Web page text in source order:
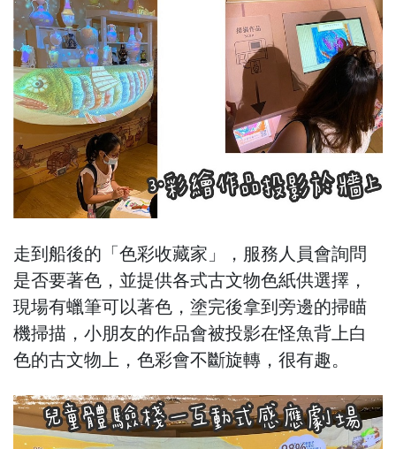
走到船後的「色彩收藏家」，服務人員會詢問
是否要著色，並提供各式古文物色紙供選擇，
現場有蠟筆可以著色，塗完後拿到旁邊的掃瞄
機掃描，小朋友的作品會被投影在怪魚背上白
色的古文物上，色彩會不斷旋轉，很有趣。